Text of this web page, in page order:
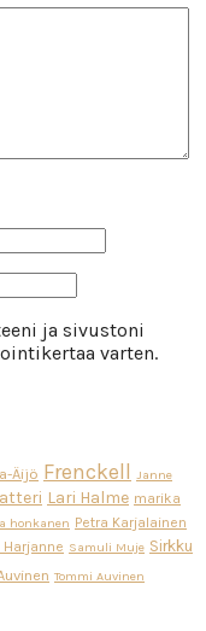
ja sivustoni
varten.
Äijö Frenckell
Janne
Lari Halme marika
honkanen Petra Karjalainen
Samuli Muje Sirkku
Tommi Auvinen